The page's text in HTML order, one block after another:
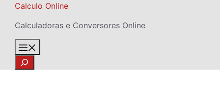
Skip
content
Calculo Online
Calculadoras e Conversores Online
Search